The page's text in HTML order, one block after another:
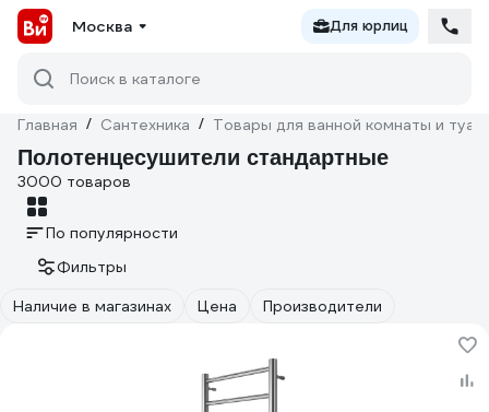
Москва Для юрлиц
Поиск в каталоге
Главная / Сантехника / Товары для ванной комнаты и
Полотенцесушители стандартные
3000 товаров
По популярности
Фильтры
Наличие в магазинах
Цена Производители